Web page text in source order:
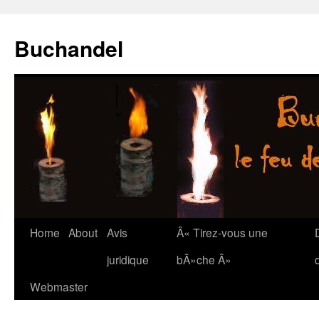
Buchandel
Skip
content
Home About Avis
juridique
Â« Tirez-vous une
bÃ»che Â»
Webmaster